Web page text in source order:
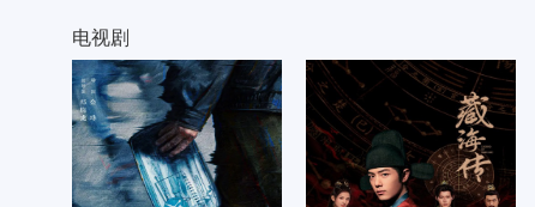
电视剧